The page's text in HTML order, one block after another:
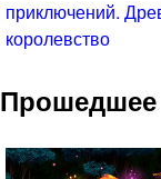
приключений.
королевство
Прошедшее